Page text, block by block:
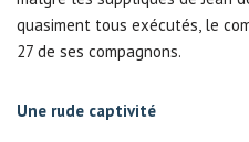
quasiment tous exécutés, le
27 de ses compagnons.
Une rude captivité